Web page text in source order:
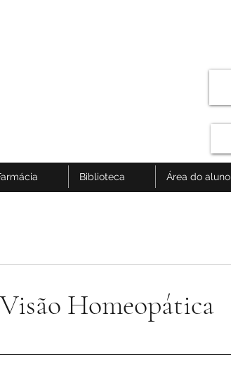
Biblioteca Área do aluno
Homeopática